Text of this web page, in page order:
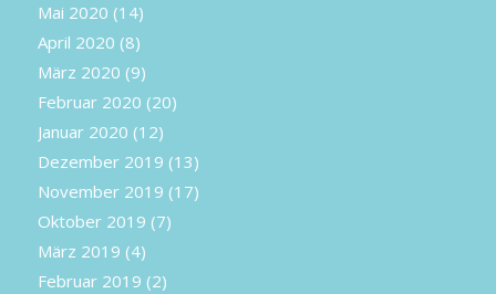
Mai 2020 (14)
April 2020 (8)
März 2020 (9)
Februar 2020 (20)
Januar 2020 (12)
Dezember 2019 (13)
November 2019 (17)
Oktober 2019 (7)
März 2019 (4)
Februar 2019 (2)